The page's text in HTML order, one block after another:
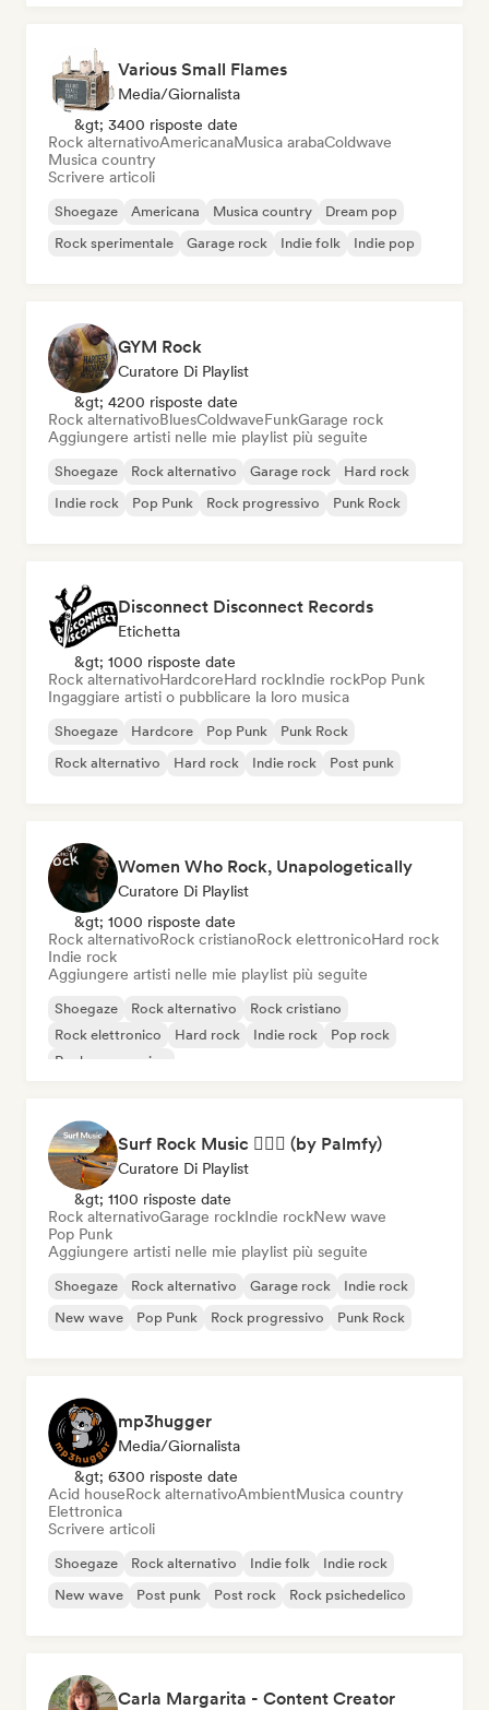
Various Small Flames
Media/Giornalista
&gt; 3400 risposte date
Rock alternativoAmericanaMusica arabaColdwave
Musica country
Scrivere articoli
Shoegaze Americana Musica country
Dream pop
Rock sperimentale
Garage rock Indie folk Indie pop
GYM Rock
Curatore Di Playlist
&gt; 4200 risposte date
Rock alternativoBluesColdwaveFunkGarage rock
Aggiungere artisti nelle mie playlist più seguite
Shoegaze Rock alternativo Garage rock
Hard rock
Indie rock
Pop Punk Rock progressivo Punk Rock
Disconnect Disconnect Records
Etichetta
&gt; 1000 risposte date
Rock alternativoHardcoreHard rockIndie rockPop Punk
Ingaggiare artisti o pubblicare la loro musica
Shoegaze Hardcore Pop Punk
Punk Rock
Rock alternativo
Hard rock Indie rock Post punk
Women Who Rock, Unapologetically
Curatore Di Playlist
&gt; 1000 risposte date
Rock alternativoRock cristianoRock elettronicoHard rock
Indie rock
Aggiungere artisti nelle mie playlist più seguite
Shoegaze Rock alternativo
Rock cristiano
Rock elettronico
Hard rock Indie rock
Pop rock
Rock progressivo
Surf Rock Music 🏄🏻‍♂️ (by Palmfy)
Curatore Di Playlist
&gt; 1100 risposte date
Rock alternativoGarage rockIndie rockNew wave
Pop Punk
Aggiungere artisti nelle mie playlist più seguite
Shoegaze Rock alternativo Garage rock
Indie rock
New wave
Pop Punk Rock progressivo Punk Rock
mp3hugger
Media/Giornalista
&gt; 6300 risposte date
Acid houseRock alternativoAmbientMusica country
Elettronica
Scrivere articoli
Shoegaze Rock alternativo Indie folk
Indie rock
New wave
Post punk Post rock Rock psichedelico
Carla Margarita - Content Creator